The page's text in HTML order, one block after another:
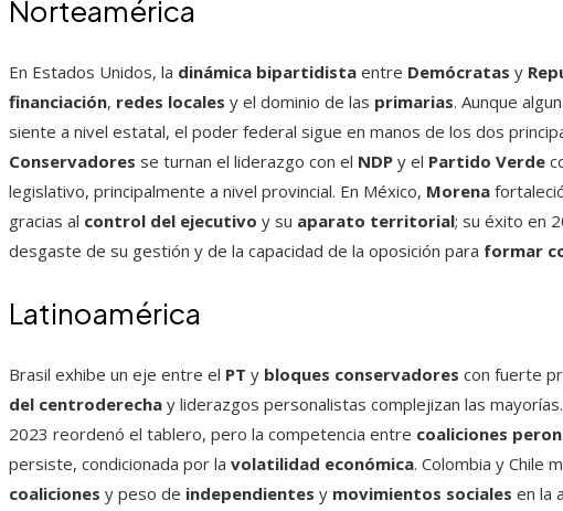
Norteamérica
En Estados Unidos, la dinámica bipartidista entre Demócratas y
financiación, redes locales y el dominio de las primarias. Aunque
siente a nivel estatal, el poder federal sigue en manos de los dos
Conservadores se turnan el liderazgo con el NDP y el Partido Verde
legislativo, principalmente a nivel provincial. En México, Morena
gracias al control del ejecutivo y su aparato territorial; su éxito en
desgaste de su gestión y de la capacidad de la oposición para formar
Latinoamérica
Brasil exhibe un eje entre el PT y bloques conservadores con fuerte
del centroderecha y liderazgos personalistas complejizan las
2023 reordenó el tablero, pero la competencia entre coaliciones
persiste, condicionada por la volatilidad económica. Colombia y Chile
coaliciones y peso de independientes y movimientos sociales en la